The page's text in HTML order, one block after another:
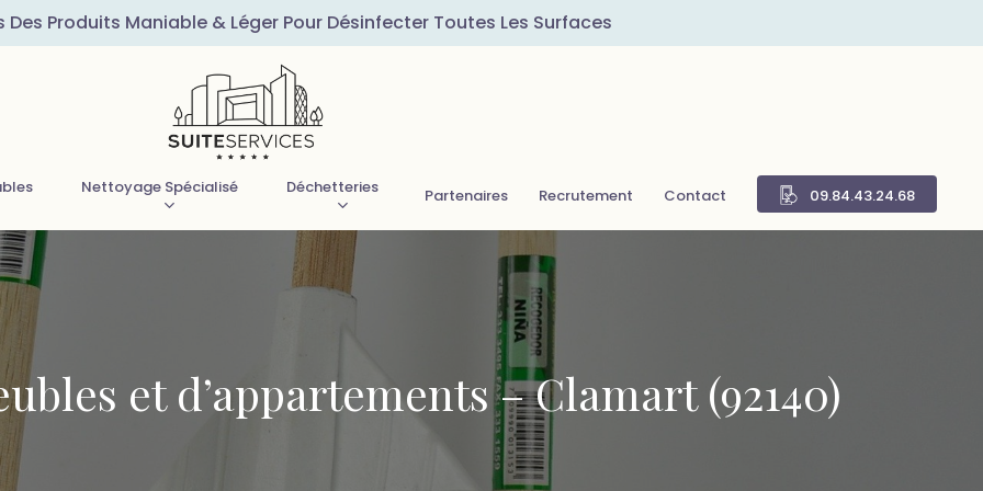
Des Produits Maniable & Léger Pour Désinfecter Toutes Les Surfaces
Nettoyage Spécialisé Déchetteries Partenaires Recrutement Contact 09.84.43.24.68
et d’appartements – Clamart (92140)